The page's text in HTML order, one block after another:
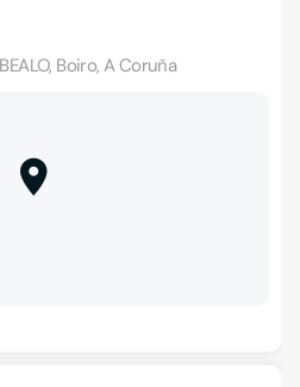
Boiro, A Coruña